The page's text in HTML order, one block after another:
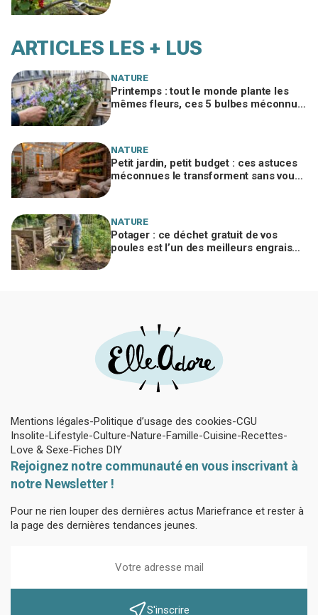
ARTICLES LES + LUS
NATURE
Printemps : tout le monde plante les
mêmes fleurs, ces 5 bulbes méconnus
NATURE
Petit jardin, petit budget : ces astuces
méconnues le transforment sans vous
NATURE
Potager : ce déchet gratuit de vos
poules est l’un des meilleurs engrais
Mentions légales Politique d’usage des cookies CGU
Insolite Lifestyle Culture Nature Famille Cuisine Recettes
Love & Sexe Fiches DIY
Rejoignez notre communauté en vous inscrivant à
notre Newsletter !
Pour ne rien louper des dernières actus Mariefrance et rester à
la page des dernières tendances jeunes.
S'inscrire